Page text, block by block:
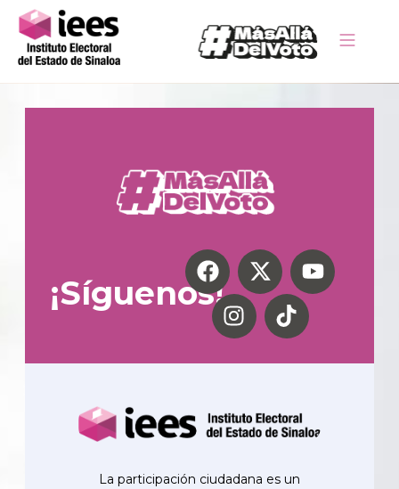
¡Síguenos!
La participación ciudadana es un